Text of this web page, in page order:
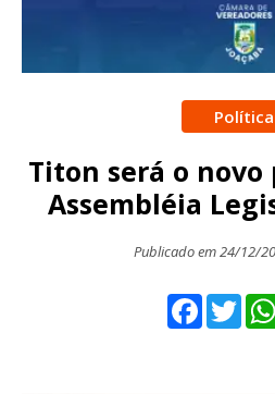
Política
Titon será o
Assembléia
Publicado em 24/12/